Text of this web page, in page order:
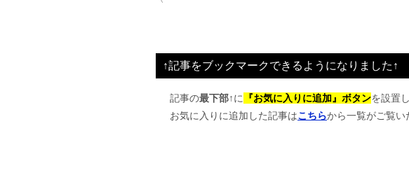
ビ
ゲ
ー
シ
↑記事をブックマークできるようになりました↑
記事の最下部↑に 『お気に入りに追加』ボタンを設置
お気に入りに追加した記事はこちらから一覧がご覧い